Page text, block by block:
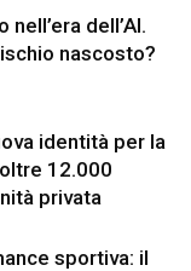
dell’AI.
nascosto?
identità per la
12.000
privata
sportiva: il